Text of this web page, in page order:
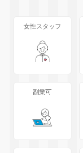
女性スタッフ
副業可